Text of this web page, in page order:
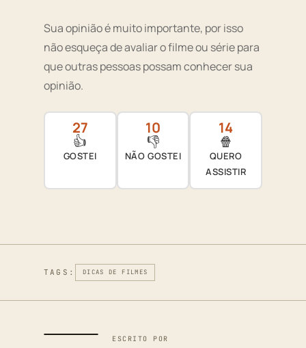
Sua opinião é muito importante, por isso
não esqueça de avaliar o filme ou série para
que outras pessoas possam conhecer sua
opinião.
27
👍
GOSTEI
10
👎
NÃO GOSTEI
14
🍿
QUERO
ASSISTIR
TAGS: DICAS DE FILMES
ESCRITO POR